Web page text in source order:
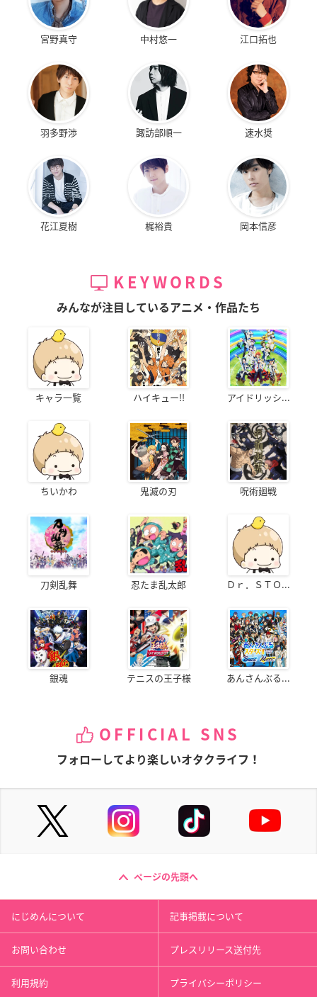
宮野真守 中村悠一 江口拓也
羽多野渉 諏訪部順一 速水奨
花江夏樹 梶裕貴 岡本信彦
KEYWORDS
みんなが注目しているアニメ・作品たち
キャラ一覧 ハイキュー!! アイドリッシ...
ちいかわ 鬼滅の刃 呪術廻戦
刀剣乱舞 忍たま乱太郎 Ｄｒ．ＳＴＯ...
銀魂 テニスの王子様 あんさんぶる...
OFFICIAL SNS
フォローしてより楽しいオタクライフ！
ページの先頭へ
にじめんについて 記事掲載について
お問い合わせ プレスリリース送付先
利用規約 プライバシーポリシー